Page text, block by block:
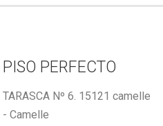
PISO PERFECTO
TARASCA Nº 6. 15121 camelle
- Camelle